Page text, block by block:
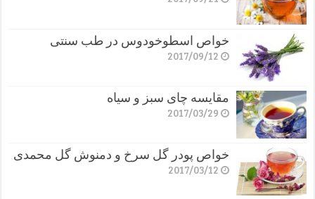
خواص اسطوخودوس در طب سنتی
2017/09/12
مقایسه چای سبز و سیاه
2017/03/29
خواص پودر گل سرخ و دمنوش گل محمدی
2017/03/12